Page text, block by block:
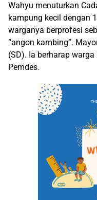
Wahyu menuturkan
kampung kecil dengan
warganya berprofesi
“angon kambing”.
(SD). Ia berharap
Pemdes.